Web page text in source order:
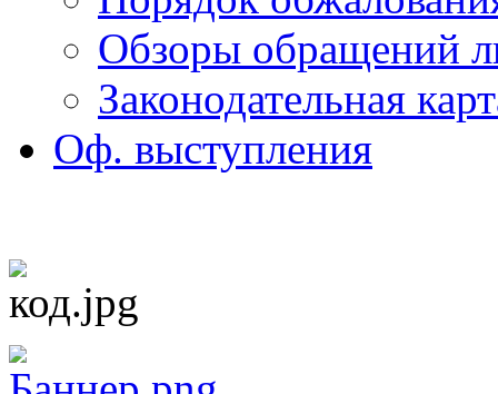
Обзоры обращений
Законодательная
Оф. выступления